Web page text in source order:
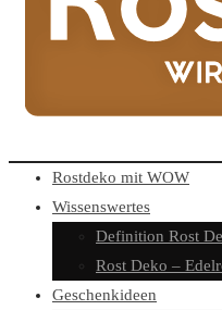
Rostdeko mit WOW
Wissenswertes
Definition Rost
Rost Deko –
Geschenkideen